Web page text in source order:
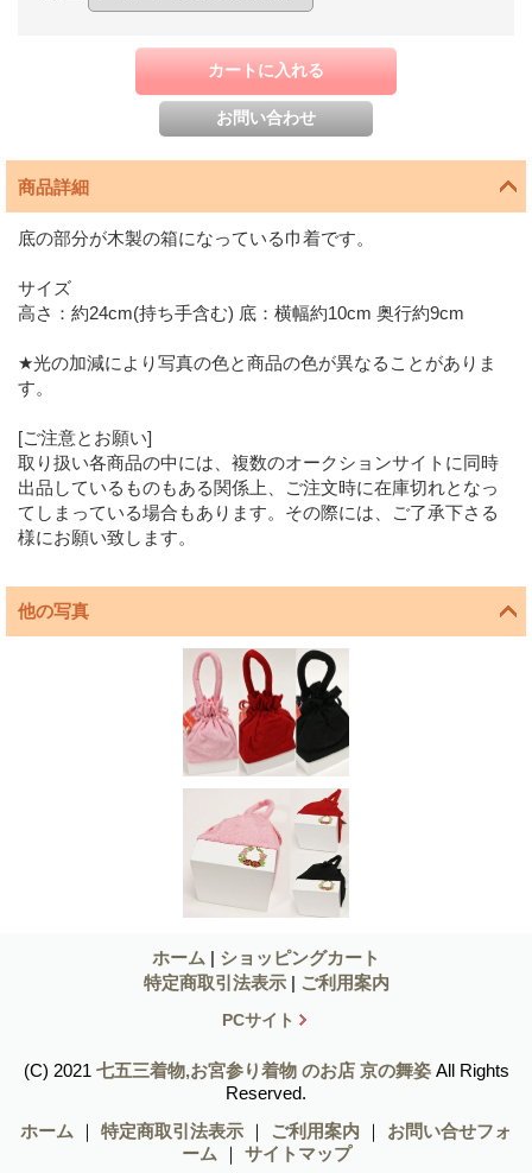
商品詳細
底の部分が木製の箱になっている巾着です。
サイズ
高さ：約24cm(持ち手含む) 底：横幅約10cm 奥行約9cm
★光の加減により写真の色と商品の色が異なることがありま
す。
[ご注意とお願い]
取り扱い各商品の中には、複数のオークションサイトに同時
出品しているものもある関係上、ご注文時に在庫切れとなっ
てしまっている場合もあります。その際には、ご了承下さる
様にお願い致します。
他の写真
ホーム | ショッピングカート
特定商取引法表示 | ご利用案内
PCサイト
(C) 2021 七五三着物,お宮参り着物 のお店 京の舞姿All Rights
Reserved.
ホーム ｜ 特定商取引法表示 ｜ ご利用案内 ｜ お問い合せフォ
ーム ｜ サイトマップ